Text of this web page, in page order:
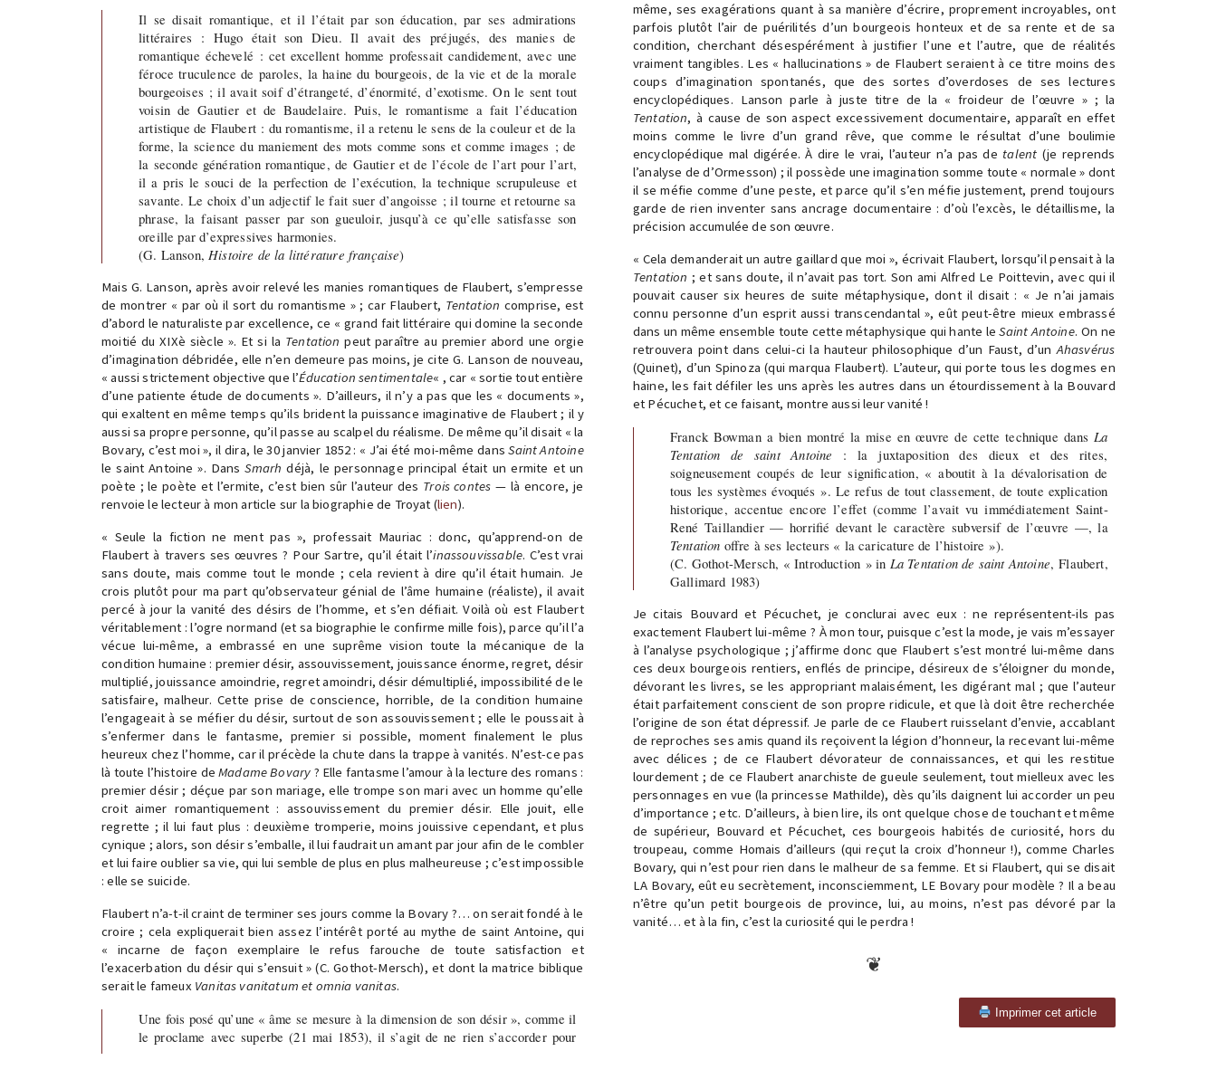
Il se disait romantique, et il l’était par son éducation, par ses admirations
littéraires : Hugo était son Dieu. Il avait des préjugés, des manies de
romantique échevelé : cet excellent homme professait candidement, avec une
féroce truculence de paroles, la haine du bourgeois, de la vie et de la morale
bourgeoises ; il avait soif d’étrangeté, d’énormité, d’exotisme. On le sent tout
voisin de Gautier et de Baudelaire. Puis, le romantisme a fait l’éducation
artistique de Flaubert : du romantisme, il a retenu le sens de la couleur et de la
forme, la science du maniement des mots comme sons et comme images ; de
la seconde génération romantique, de Gautier et de l’école de l’art pour l’art,
il a pris le souci de la perfection de l’exécution, la technique scrupuleuse et
savante. Le choix d’un adjectif le fait suer d’angoisse ; il tourne et retourne sa
phrase, la faisant passer par son gueuloir, jusqu’à ce qu’elle satisfasse son
oreille par d’expressives harmonies.
(G. Lanson,Histoire de la littérature française)
Mais G. Lanson, après avoir relevé les manies romantiques de Flaubert, s’empresse
de montrer « par où il sort du romantisme » ; car Flaubert, Tentation comprise, est
d’abord le naturaliste par excellence, ce « grand fait littéraire qui domine la seconde
moitié du XIXè siècle ». Et si la Tentation peut paraître au premier abord une orgie
d’imagination débridée, elle n’en demeure pas moins, je cite G. Lanson de nouveau,
« aussi strictement objective que l’Éducation sentimentale« , car « sortie tout entière
d’une patiente étude de documents ». D’ailleurs, il n’y a pas que les « documents »,
qui exaltent en même temps qu’ils brident la puissance imaginative de Flaubert ; il y
aussi sa propre personne, qu’il passe au scalpel du réalisme. De même qu’il disait « la
Bovary, c’est moi », il dira, le 30 janvier 1852 : « J’ai été moi-même dansSaint Antoine
le saint Antoine ». DansSmarh déjà, le personnage principal était un ermite et un
poète ; le poète et l’ermite, c’est bien sûr l’auteur des Trois contes — là encore, je
renvoie le lecteur à mon article sur la biographie de Troyat (lien).
« Seule la fiction ne ment pas », professait Mauriac : donc, qu’apprend-on de
Flaubert à travers ses œuvres ? Pour Sartre, qu’il était l’inassouvissable. C’est vrai
sans doute, mais comme tout le monde ; cela revient à dire qu’il était humain. Je
crois plutôt pour ma part qu’observateur génial de l’âme humaine (réaliste), il avait
percé à jour la vanité des désirs de l’homme, et s’en défiait. Voilà où est Flaubert
véritablement : l’ogre normand (et sa biographie le confirme mille fois), parce qu’il l’a
vécue lui-même, a embrassé en une suprême vision toute la mécanique de la
condition humaine : premier désir, assouvissement, jouissance énorme, regret, désir
multiplié, jouissance amoindrie, regret amoindri, désir démultiplié, impossibilité de le
satisfaire, malheur. Cette prise de conscience, horrible, de la condition humaine
l’engageait à se méfier du désir, surtout de son assouvissement ; elle le poussait à
s’enfermer dans le fantasme, premier si possible, moment finalement le plus
heureux chez l’homme, car il précède la chute dans la trappe à vanités. N’est-ce pas
là toute l’histoire deMadame Bovary ? Elle fantasme l’amour à la lecture des romans :
premier désir ; déçue par son mariage, elle trompe son mari avec un homme qu’elle
croit aimer romantiquement : assouvissement du premier désir. Elle jouit, elle
regrette ; il lui faut plus : deuxième tromperie, moins jouissive cependant, et plus
cynique ; alors, son désir s’emballe, il lui faudrait un amant par jour afin de le combler
et lui faire oublier sa vie, qui lui semble de plus en plus malheureuse ; c’est impossible
: elle se suicide.
Flaubert n’a-t-il craint de terminer ses jours comme la Bovary ?… on serait fondé à le
croire ; cela expliquerait bien assez l’intérêt porté au mythe de saint Antoine, qui
« incarne de façon exemplaire le refus farouche de toute satisfaction et
l’exacerbation du désir qui s’ensuit » (C. Gothot-Mersch), et dont la matrice biblique
serait le fameux Vanitas vanitatum et omnia vanitas.
Une fois posé qu’une « âme se mesure à la dimension de son désir », comme il
le proclame avec superbe (21 mai 1853), il s’agit de ne rien s’accorder pour
même, ses exagérations quant à sa manière d’écrire, proprement incroyables, ont
parfois plutôt l’air de puérilités d’un bourgeois honteux et de sa rente et de sa
condition, cherchant désespérément à justifier l’une et l’autre, que de réalités
vraiment tangibles. Les « hallucinations » de Flaubert seraient à ce titre moins des
coups d’imagination spontanés, que des sortes d’overdoses de ses lectures
encyclopédiques. Lanson parle à juste titre de la « froideur de l’œuvre » ; la
Tentation, à cause de son aspect excessivement documentaire, apparaît en effet
moins comme le livre d’un grand rêve, que comme le résultat d’une boulimie
encyclopédique mal digérée. À dire le vrai, l’auteur n’a pas de talent (je reprends
l’analyse de d’Ormesson) ; il possède une imagination somme toute « normale » dont
il se méfie comme d’une peste, et parce qu’il s’en méfie justement, prend toujours
garde de rien inventer sans ancrage documentaire : d’où l’excès, le détaillisme, la
précision accumulée de son œuvre.
« Cela demanderait un autre gaillard que moi », écrivait Flaubert, lorsqu’il pensait à la
Tentation ; et sans doute, il n’avait pas tort. Son ami Alfred Le Poittevin, avec qui il
pouvait causer six heures de suite métaphysique, dont il disait : « Je n’ai jamais
connu personne d’un esprit aussi transcendantal », eût peut-être mieux embrassé
dans un même ensemble toute cette métaphysique qui hante leSaint Antoine. On ne
retrouvera point dans celui-ci la hauteur philosophique d’un Faust, d’unAhasvérus
(Quinet), d’un Spinoza (qui marqua Flaubert). L’auteur, qui porte tous les dogmes en
haine, les fait défiler les uns après les autres dans un étourdissement à la Bouvard
et Pécuchet, et ce faisant, montre aussi leur vanité !
Franck Bowman a bien montré la mise en œuvre de cette technique dansLa
Tentation de saint Antoine : la juxtaposition des dieux et des rites,
soigneusement coupés de leur signification, « aboutit à la dévalorisation de
tous les systèmes évoqués ». Le refus de tout classement, de toute explication
historique, accentue encore l’effet (comme l’avait vu immédiatement Saint-
René Taillandier — horrifié devant le caractère subversif de l’œuvre —, la
Tentation offre à ses lecteurs « la caricature de l’histoire »).
(C. Gothot-Mersch, « Introduction » in La Tentation de saint Antoine, Flaubert,
Gallimard 1983)
Je citais Bouvard et Pécuchet, je conclurai avec eux : ne représentent-ils pas
exactement Flaubert lui-même ? À mon tour, puisque c’est la mode, je vais m’essayer
à l’analyse psychologique ; j’affirme donc que Flaubert s’est montré lui-même dans
ces deux bourgeois rentiers, enflés de principe, désireux de s’éloigner du monde,
dévorant les livres, se les appropriant malaisément, les digérant mal ; que l’auteur
était parfaitement conscient de son propre ridicule, et que là doit être recherchée
l’origine de son état dépressif. Je parle de ce Flaubert ruisselant d’envie, accablant
de reproches ses amis quand ils reçoivent la légion d’honneur, la recevant lui-même
avec délices ; de ce Flaubert dévorateur de connaissances, et qui les restitue
lourdement ; de ce Flaubert anarchiste de gueule seulement, tout mielleux avec les
personnages en vue (la princesse Mathilde), dès qu’ils daignent lui accorder un peu
d’importance ; etc. D’ailleurs, à bien lire, ils ont quelque chose de touchant et même
de supérieur, Bouvard et Pécuchet, ces bourgeois habités de curiosité, hors du
troupeau, comme Homais d’ailleurs (qui reçut la croix d’honneur !), comme Charles
Bovary, qui n’est pour rien dans le malheur de sa femme. Et si Flaubert, qui se disait
LA Bovary, eût eu secrètement, inconsciemment, LE Bovary pour modèle ? Il a beau
n’être qu’un petit bourgeois de province, lui, au moins, n’est pas dévoré par la
vanité… et à la fin, c’est la curiosité qui le perdra !
Imprimer cet article